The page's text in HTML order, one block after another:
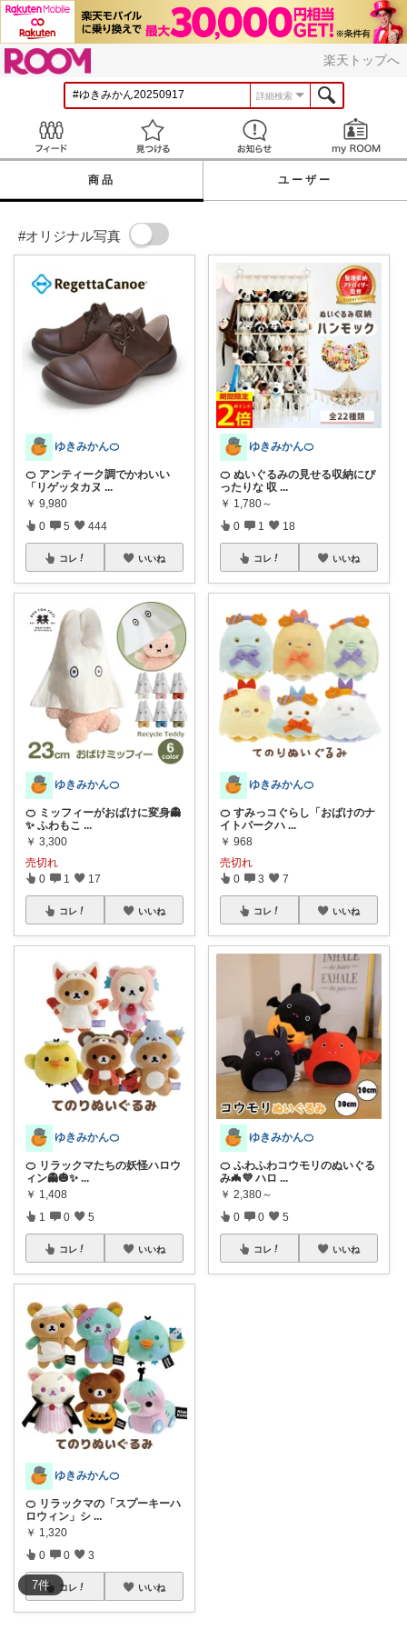
楽天トップへ
詳細検索
見つける お知らせ
商品 ユーザー
#オリジナル写真
7件
ゆきみかん🍊
🍊 アンティーク調でかわいい
「リゲッタカヌ ...
￥ 9,980
0 5 444
コレ いいね
ゆきみかん🍊
🍊 ミッフィーがおばけに変身👻
✨ ふわもこ ...
￥ 3,300
売切れ
0 1 17
コレ いいね
ゆきみかん🍊
🍊 リラックマたちの妖怪ハロウ
ィン👻🎃✨ ...
￥ 1,408
1 0 5
コレ いいね
ゆきみかん🍊
🍊 リラックマの「スプーキーハ
ロウィン」シ ...
￥ 1,320
0 0 3
コレ いいね
ゆきみかん🍊
🍊 ぬいぐるみの見せる収納にぴ
ったりな 収 ...
￥ 1,780～
0 1 18
コレ いいね
ゆきみかん🍊
🍊 すみっコぐらし「おばけのナ
イトパークハ ...
￥ 968
売切れ
0 3 7
コレ いいね
ゆきみかん🍊
🍊 ふわふわコウモリのぬいぐる
み🦇💜 ハロ ...
￥ 2,380～
0 0 5
コレ いいね